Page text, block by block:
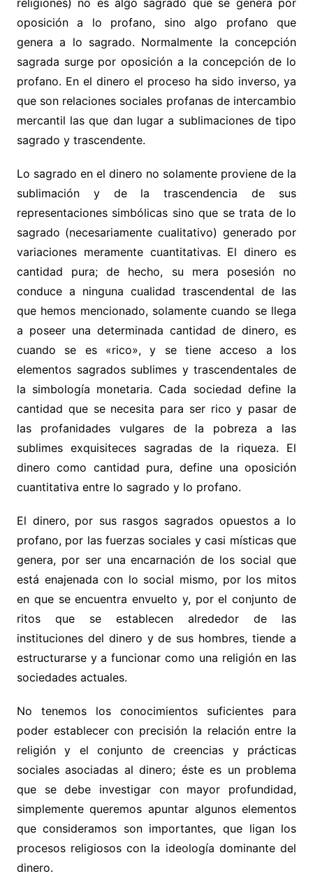
religiones) no es algo sagrado que se genera por
oposición a lo profano, sino algo profano que
genera a lo sagrado. Normalmente la concepción
sagrada surge por oposición a la concepción de lo
profano. En el dinero el proceso ha sido inverso, ya
que son relaciones sociales profanas de intercambio
mercantil las que dan lugar a sublimaciones de tipo
sagrado y trascendente.
Lo sagrado en el dinero no solamente proviene de la
sublimación y de la trascendencia de sus
representaciones simbólicas sino que se trata de lo
sagrado (necesariamente cualitativo) generado por
variaciones meramente cuantitativas. El dinero es
cantidad pura; de hecho, su mera posesión no
conduce a ninguna cualidad trascendental de las
que hemos mencionado, solamente cuando se llega
a poseer una determinada cantidad de dinero, es
cuando se es «rico», y se tiene acceso a los
elementos sagrados sublimes y trascendentales de
la simbología monetaria. Cada sociedad define la
cantidad que se necesita para ser rico y pasar de
las profanidades vulgares de la pobreza a las
sublimes exquisiteces sagradas de la riqueza. El
dinero como cantidad pura, define una oposición
cuantitativa entre lo sagrado y lo profano.
El dinero, por sus rasgos sagrados opuestos a lo
profano, por las fuerzas sociales y casi místicas que
genera, por ser una encarnación de los social que
está enajenada con lo social mismo, por los mitos
en que se encuentra envuelto y, por el conjunto de
ritos que se establecen alrededor de las
instituciones del dinero y de sus hombres, tiende a
estructurarse y a funcionar como una religión en las
sociedades actuales.
No tenemos los conocimientos suficientes para
poder establecer con precisión la relación entre la
religión y el conjunto de creencias y prácticas
sociales asociadas al dinero; éste es un problema
que se debe investigar con mayor profundidad,
simplemente queremos apuntar algunos elementos
que consideramos son importantes, que ligan los
procesos religiosos con la ideología dominante del
dinero.